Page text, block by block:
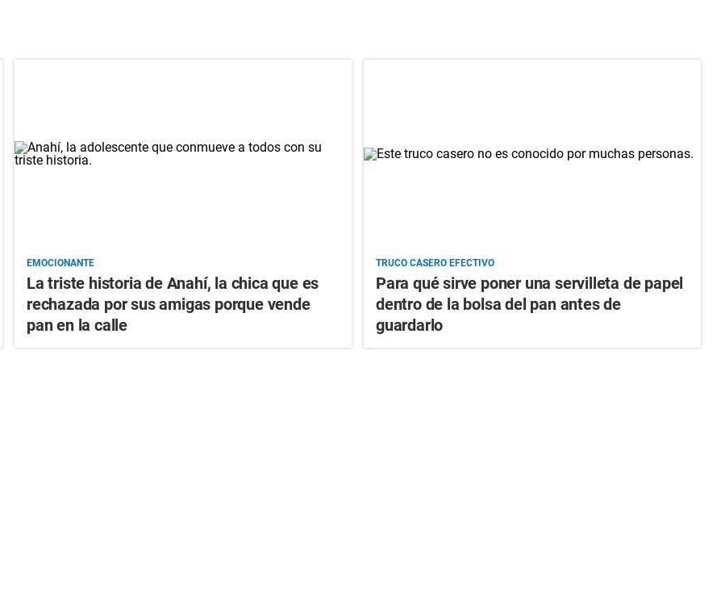
EMOCIONANTE
La triste historia de Anahí, la chica que es
rechazada por sus amigas porque vende
pan en la calle
TRUCO CASERO EFECTIVO
Para qué sirve poner una servilleta de papel
dentro de la bolsa del pan antes de
guardarlo